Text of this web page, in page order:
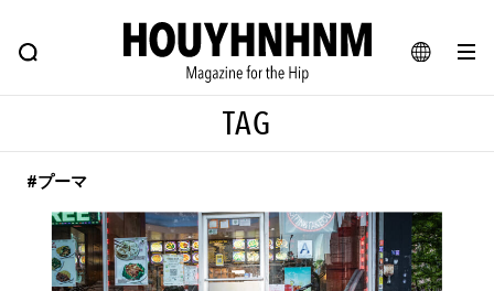
JA
FEATURE BLOG SNAP
ヒップなファッション、カルチャー、ライフスタイルWEBマガジン
#注目のタグ
#SHOPPING ADDICT #憧れの逸品
#ESSENTIAL DESIGNS #古着サミット
TAG
#プーマ